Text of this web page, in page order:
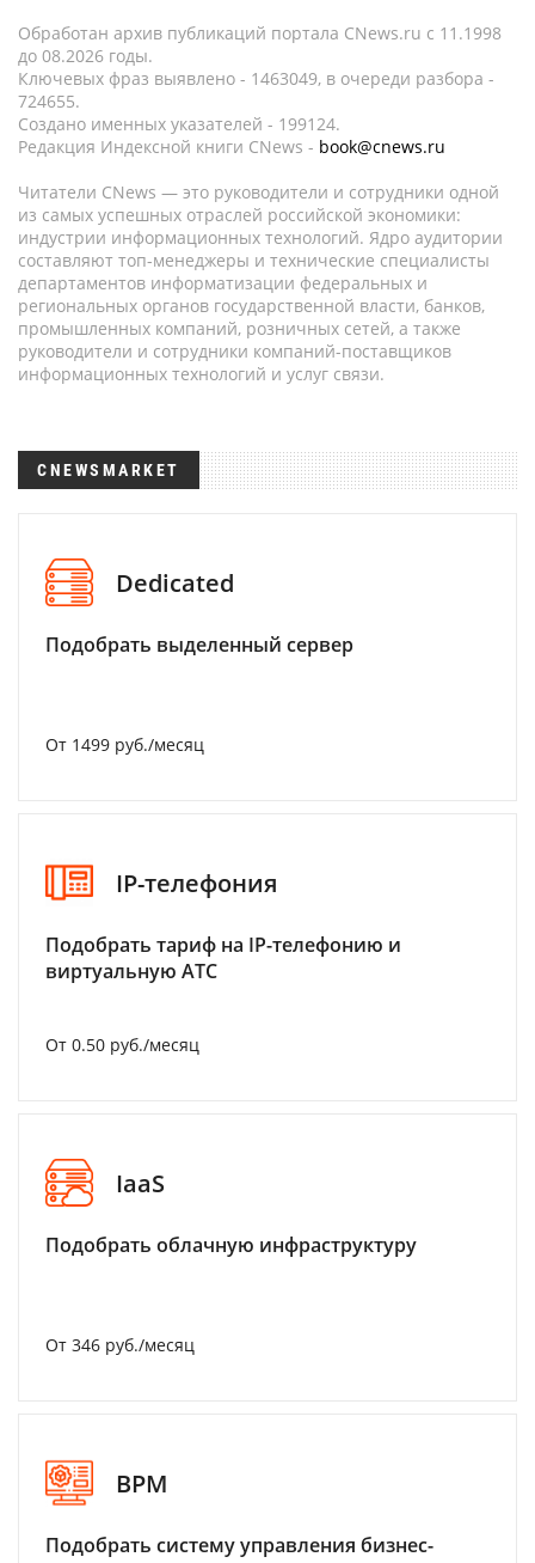
Обработан архив публикаций портала CNews.ru c 11.1998
до 08.2026 годы.
Ключевых фраз выявлено - 1463049, в очереди разбора -
724655.
Создано именных указателей - 199124.
Редакция Индексной книги CNews - book@cnews.ru
Читатели CNews — это руководители и сотрудники одной
из самых успешных отраслей российской экономики:
индустрии информационных технологий. Ядро аудитории
составляют топ-менеджеры и технические специалисты
департаментов информатизации федеральных и
региональных органов государственной власти, банков,
промышленных компаний, розничных сетей, а также
руководители и сотрудники компаний-поставщиков
информационных технологий и услуг связи.
CNEWSMARKET
Dedicated
Подобрать выделенный сервер
От 1499 руб./месяц
IP-телефония
Подобрать тариф на IP-телефонию и
виртуальную АТС
От 0.50 руб./месяц
IaaS
Подобрать облачную инфраструктуру
От 346 руб./месяц
BPM
Подобрать систему управления бизнес-